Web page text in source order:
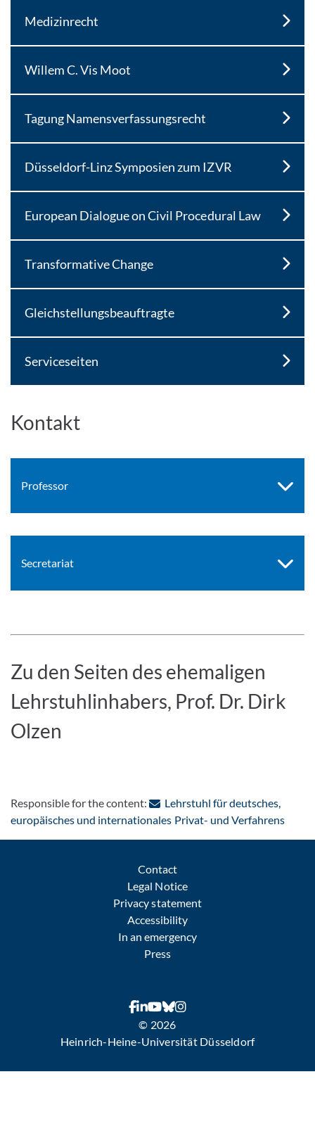
Medizinrecht
Willem C. Vis Moot
Tagung Namensverfassungsrecht
Düsseldorf-Linz Symposien zum IZVR
European Dialogue on Civil Procedural Law
Transformative Change
Gleichstellungsbeauftragte
Serviceseiten
Kontakt
Professor
Secretariat
Zu den Seiten des ehemaligen
Lehrstuhlinhabers, Prof. Dr. Dirk
Olzen
Responsible for the content:
Lehrstuhl für deutsches,
europäisches und internationales Privat- und Verfahrens:
Contact
Legal Notice
Privacy statement
Accessibility
In an emergency
Press
© 2026
Heinrich-Heine-Universität Düsseldorf